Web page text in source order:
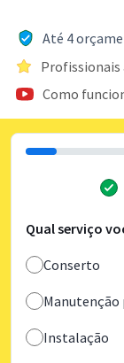
Até 4
Profissionais
Como
Qual serviço
Conserto
Manutenção
Instalação